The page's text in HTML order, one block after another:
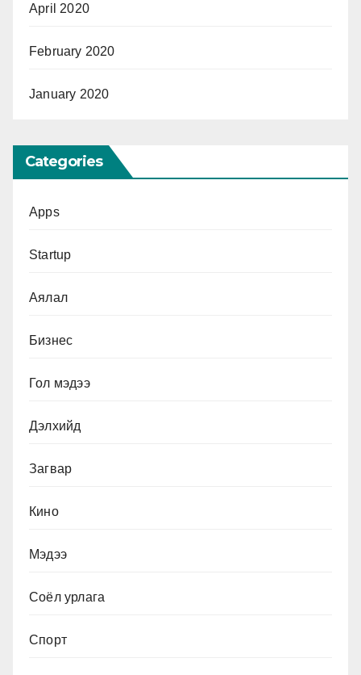
April 2020
February 2020
January 2020
Categories
Apps
Startup
Аялал
Бизнес
Гол мэдээ
Дэлхийд
Загвар
Кино
Мэдээ
Соёл урлага
Спорт